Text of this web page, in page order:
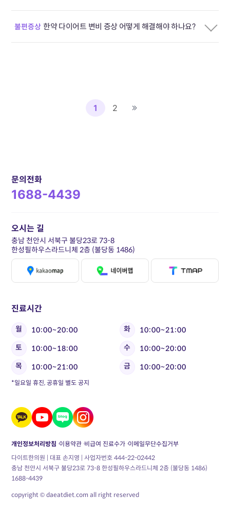
불편증상 한약 다이어트 변비 증상 어떻게 해결해야 하나요?
1 2
문의전화
1688-4439
진료시간
월 10:00~20:00 화
10:00~21:00
토
10:00~18:00 수
10:00~20:00
목
10:00~21:00 금 10:00~20:00
*일요일 휴진, 공휴일 별도 공지
오시는 길
충남 천안시 서북구 불당23로 73-8
한성필하우스라드니체 2층 (불당동 1486)
개인정보처리방침 이용약관 비급여 진료수가 이메일무단수집거부
다이트한의원 | 대표 손지영 | 사업자번호 444-22-02442
충남 천안시 서북구 불당23로 73-8 한성필하우스라드니체 2층 (불당동 1486)
1688-4439
copyright © daeatdiet.com all right reserved